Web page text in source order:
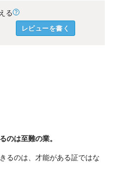
る
レビューを書く
のは至難の業。
るのは、才能がある証ではな